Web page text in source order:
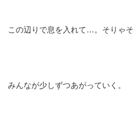
この辺りで息を入れて…。そりゃそ
みんなが少しずつあがっていく。